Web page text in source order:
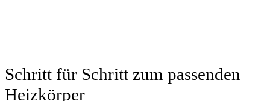
Schritt für Schritt zum passenden
Heizkörper